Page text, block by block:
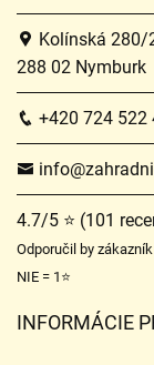
Kolínská 280/
288 02 Nymburk
+420 724 522
4.7/5 ⭐ (101
Odporučil by
NIE = 1⭐
INFORMÁCIE